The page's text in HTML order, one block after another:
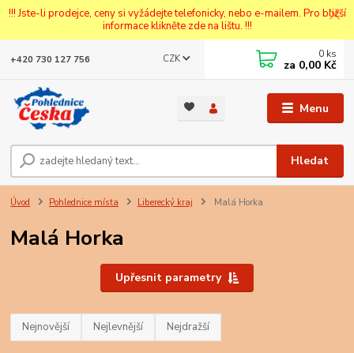
!!! Jste-li prodejce, ceny si vyžádejte telefonicky, nebo e-mailem. Pro bližší
informace klikněte zde na lištu. !!!
Menu
CZK
Hledat
+420 730 127 756 0 ks
za 0,00 Kč
Úvod Pohlednice místa Liberecký kraj Malá Horka
Malá Horka
Upřesnit parametry
Nejnovější Nejlevnější Nejdražší